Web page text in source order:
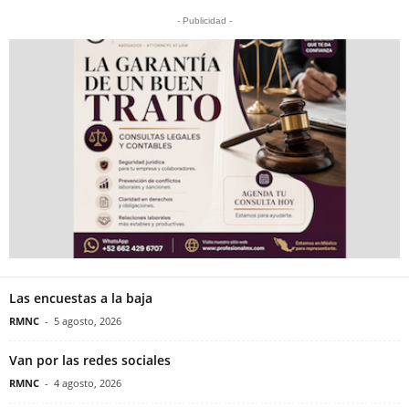
- Publicidad -
Las encuestas a la baja
RMNC - 5 agosto, 2026
Van por las redes sociales
RMNC - 4 agosto, 2026